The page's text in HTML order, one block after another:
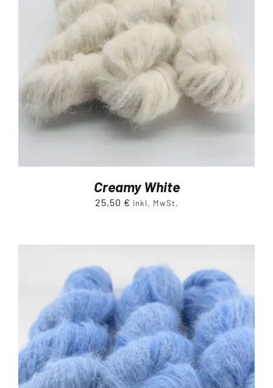
Creamy White
25,50 € inkl. MwSt.